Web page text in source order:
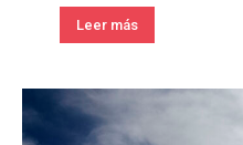
Leer más